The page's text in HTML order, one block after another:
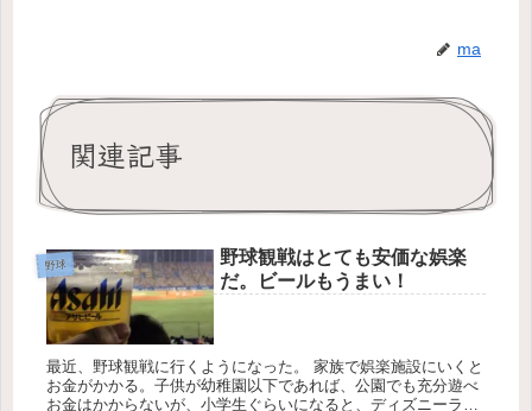
ma
関連記事
野球
野球観戦はとても安価な娯楽
だ。ビールもうまい！
最近、野球観戦に行くようになった。 家族で娯楽施設にいくと
お金がかかる。子供が幼稚園以下であれば、公園でも充分遊べ
お金はかからないが、小学生ぐらいになると、ディズニーラン